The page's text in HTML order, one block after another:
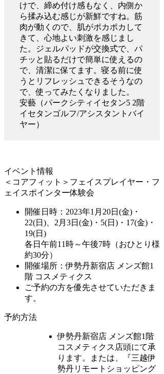
けで、締め付け感もなく、内側か
ら揉み込む感じが新鮮ですね。筋
肉が動くので、肌がポカポカして
きて、心地よい刺激を感じまし
た。ジェルパッドが交換式で、パ
チッと貼るだけで簡単に使えるの
で、清潔に保てます。寝る前に使
うとリフレッシュできるそうなの
で、使ってみたくなりました。
安藝（パークシティイセタン5 2階
イセタンゴルフ/アシスタントバイ
ヤー）
イベント情報
＜コアフィット＞フェイスプレイヤー・フ
ェイスポインター体験会
開催日時：2023年1月20日(金)・
22(日)、2月3日(金)・5(日)・17(金)・
19(日)
各日午前11時～午後7時（おひとり様
約30分）
開催場所：伊勢丹新宿店 メンズ館1
階 コスメティクス
ご予約の方を優先させていただきま
す。
予約方法
伊勢丹新宿店 メンズ館1階
コスメティクス店頭にて承
ります。または、『三越伊
勢丹リモートショッピング